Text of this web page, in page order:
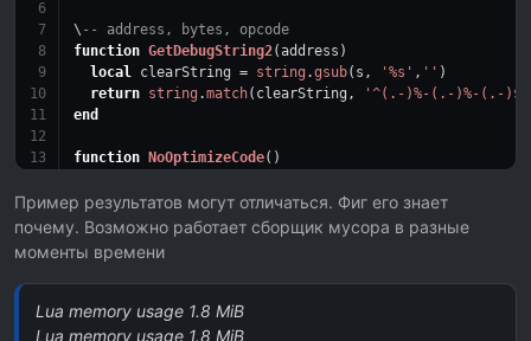
\ -- address, bytes, opcode
function GetDebugString2(address)
local
clearString = string.gsub(s, '%s' , '' )
return string.match(clearString, '^(.-)%-(.-)%-(.-)$'
end
function NoOptimizeCode()
end
OptimizeCode
  GetDebugString()
end
countRepeat = 500000
Пример результатов могут отличаться. Фиг его знает
почему. Возможно работает сборщик мусора в разные
моменты времени
Lua memory usage 1.8 MiB
Lua memory usage 1.8 MiB